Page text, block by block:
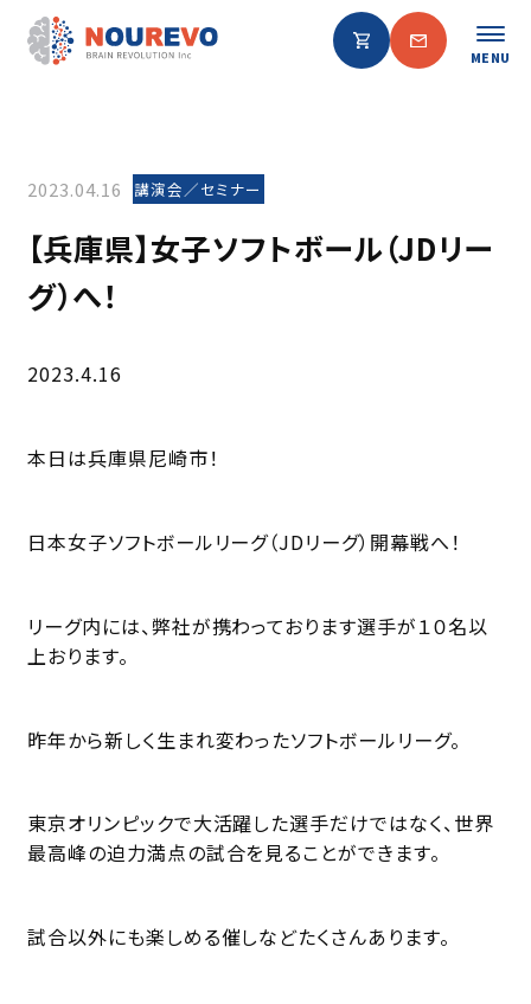
MENU
2023.04.16 講演会／セミナー
【兵庫県】女子ソフトボール（JDリー
グ）へ！
2023.4.16
本日は兵庫県尼崎市！
日本女子ソフトボールリーグ（JDリーグ）開幕戦へ！
リーグ内には、弊社が携わっております選手が１０名以
上おります。
昨年から新しく生まれ変わったソフトボールリーグ。
東京オリンピックで大活躍した選手だけではなく、世界
最高峰の迫力満点の試合を見ることができます。
試合以外にも楽しめる催しなどたくさんあります。